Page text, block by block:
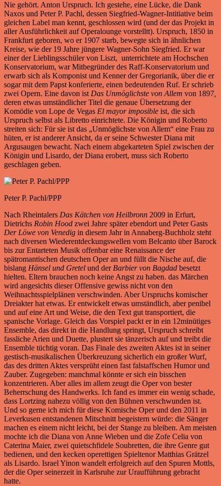
Nie gehört. Anton Urspruch. Ich gestehe, eine Lücke, die Dank
Naxos und Peter P. Pachl, dessen Siegfried-Wagner-Intitiative beim
gleichen Label man kennt, geschlossen wird (und der das Projekt in
aller Ausführlichkeit auf Operalounge vorstelltt). Urspruch, 1850 in
Frankfurt geboren, wo er 1907 starb, bewegte sich in ähnlichen
Kreise, wie der 19 Jahre jüngere Wagner-Sohn Siegfried. Er war
einer der Lieblingsschüler von Liszt, unterrichtete am Hochschen
Konservatorium, war Mitbegründer des Raff-Konservatorium und
erwarb sich als Komponist und Kenner der Gregorianik, über die er
sogar mit dem Papst konferierte, einen bedeutenden Ruf. Er schrieb
zwei Opern. Eine davon ist Das Unmöglichste von Allem von 1897
deren etwas umständlicher Titel die genaue Übersetzung der
Komödie von Lope de Vegas El mayor imposible ist, die sich
Urspruch selbst als Libretto einrichtete. Die Königin und Roberto
streiten sich: Für sie ist das „Unmöglichste von Allem“ eine Frau zu
hüten, er ist anderer Ansicht, da er seine Schwester Diana mit
Argusaugen bewacht. Nach einem abgekarteten Spiel zwischen der
Königin und Lisardo, der Diana erobert, muss sich Roberto
geschlagen geben.
Peter P. Pachl/PPP
Nach Rheintalers Das Kätchen von Heilbronn 2009 in Erfurt,
Dietrichs Robin Hood zwei Jahre später ebendort und Peter Gasts
Der Löwe von Venedig in diesem Jahr in Annaberg-Buchholz steht
nach diversen Wiederentdeckungswellen vom Belcanto über Barock
bis zur Entarteten Musik offenbar eine Renaissance der
spätromantischen deutschen Oper an und füllt die Nische auf, die
bislang Hänsel und Gretel und der Barbier von Bagdad besetzt
hielten. Eltern brauchen noch keine Angst zu haben. das Märchen
wird angesichts dieser Offensive gewiss nicht von den
Weihnachtsspielplänen verschwinden. Aber Urspruchs komischer
Dreiakter hat etwas. Er entwickelt etwas umständlich, aber penibel
und auf eine Art und Weise, die den Text gut transportiert, die
spanische Vorlage. Gleich das Vorspiel packt er in ein 12minütiges
Ensemble, das direkt in die Handlung springt, Urspruch schreibt
fassliche Arien und Duette, plustert sie tänzerisch auf und treibt die
Ensemble tüchtig voran. Das Finale des zweiten Aktes ist in seiner
gestisch-musikalischen Überkreuzung sicherlich ein großer Wurf,
das des dritten Aktes versprüht einen fast falstaffschen Humor und
Zauber. Zugegeben: manchmal könnte er sich ein bisschen
konzentrieren. Aber alles im allem zeugt die Oper von bester
Beherrschung des Handwerks. Ich fand es immer ein wenig schade,
dass Lortzing nahezu völlig von den Bühnen verschwunden ist.
Und so gerne ich mich für diese Komische Oper und den 2011 in
Leverkusen entstandenen Mitschnitt begeistern würde: die Sänger
machen es einem nicht leicht, bei der Stange zu bleiben. Am meisten
mochte ich die Diana von Anne Wieben und die Zofe Celia von
Caterina Maier, zwei quietschfidele Soubretten, die ihre Genre gut
bedienen, und den kecken operettigen Spieltenor Matthias Grätzel
als Lisardo. Israel Yinon wandelt erfolgreich auf den Spuren Mottls,
der die Oper seinerzeit in Karlsruhe zur Uraufführung gebracht
hatte.